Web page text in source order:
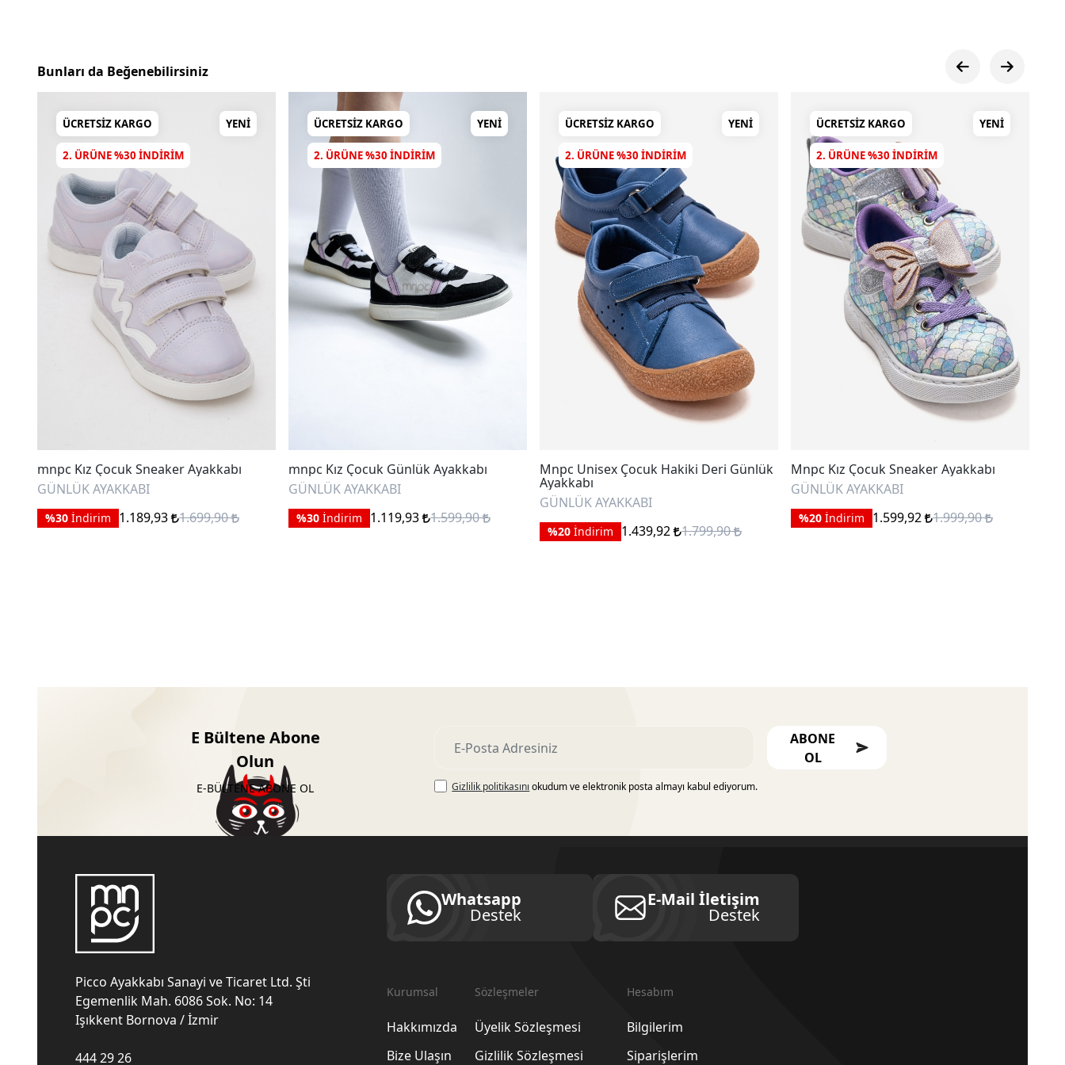
Bunları da Beğenebilirsiniz
ÜCRETSIZ KARGO YENI
2. ÜRÜNE %30 INDIRIM
mnpc Kız Çocuk Sneaker Ayakkabı
GÜNLÜK AYAKKABI
%30 İndirim 1.189,93 1.699,90
ÜCRETSIZ KARGO YENI
2. ÜRÜNE %30 INDIRIM
mnpc Kız Çocuk Günlük Ayakkabı
GÜNLÜK AYAKKABI
%30 İndirim 1.119,93 1.599,90
ÜCRETSIZ KARGO YENI
2. ÜRÜNE %30 INDIRIM
Mnpc Unisex Çocuk Hakiki Deri Günlük
Ayakkabı
GÜNLÜK AYAKKABI
%20 İndirim 1.439,92 1.799,90
ÜCRETSIZ KARGO YENI
2. ÜRÜNE %30 INDIRIM
Mnpc Kız Çocuk Sneaker Ayakkabı
GÜNLÜK AYAKKABI
%20 İndirim 1.599,92 1.999,90
E Bültene Abone
Olun
E-BÜLTENE ABONE OL
ABONE
OL
Gizlilik politikasını okudum ve elektronik posta almayı kabul ediyorum.
Picco Ayakkabı Sanayi ve Ticaret Ltd. Şti
Egemenlik Mah. 6086 Sok. No: 14
Işıkkent Bornova / İzmir
444 29 26
Whatsapp
Destek
E-Mail İletişim
Destek
Kurumsal
Hakkımızda
Bize Ulaşın
Sözleşmeler
Üyelik Sözleşmesi
Gizlilik Sözleşmesi
Hesabım
Bilgilerim
Siparişlerim